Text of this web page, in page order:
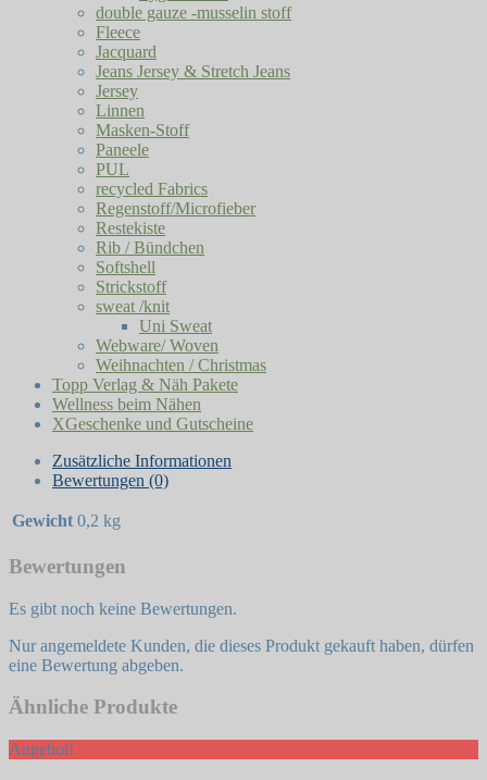
double gauze -musselin stoff
Fleece
Jacquard
Jeans Jersey & Stretch Jeans
Jersey
Linnen
Masken-Stoff
Paneele
PUL
recycled Fabrics
Regenstoff/Microfieber
Restekiste
Rib / Bündchen
Softshell
Strickstoff
sweat /knit
Uni Sweat
Webware/ Woven
Weihnachten / Christmas
Topp Verlag & Näh Pakete
Wellness beim Nähen
XGeschenke und Gutscheine
Zusätzliche Informationen
Bewertungen (0)
Gewicht 0,2 kg
Bewertungen
Es gibt noch keine Bewertungen.
Nur angemeldete Kunden, die dieses Produkt gekauft haben, dürfen
eine Bewertung abgeben.
Ähnliche Produkte
Angebot!